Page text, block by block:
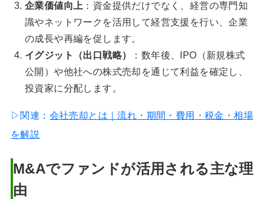
企業価値向上 ：資金提供だけでなく、経営の専門知
識やネットワークを活用して経営支援を行い、企業
の成長や再編を促します。
イグジット（出口戦略）
：数年後、IPO（新規株式
公開）や他社への株式売却を通じて利益を確定し、
投資家に分配します。
▷関連： 会社売却とは｜流れ・期間・費用・税金・相場
を解説
M&Aでファンドが活用される主な理
由